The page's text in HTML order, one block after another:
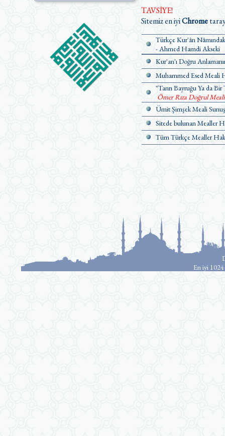
TAVSİYE!
Sitemiz en iyiChrome
Türkçe Kur'ân
- Ahmed Hamdi Akseki
Kur'an'ı Doğru
Muhammed Esed Meali
"Tanrı Bayruğu Ya da
Ömer Rıza Doğrul
Ümit Şimşek Meali Sunuş
Sitede bulunan Mealler
Tüm Türkçe Mealler
En iyi